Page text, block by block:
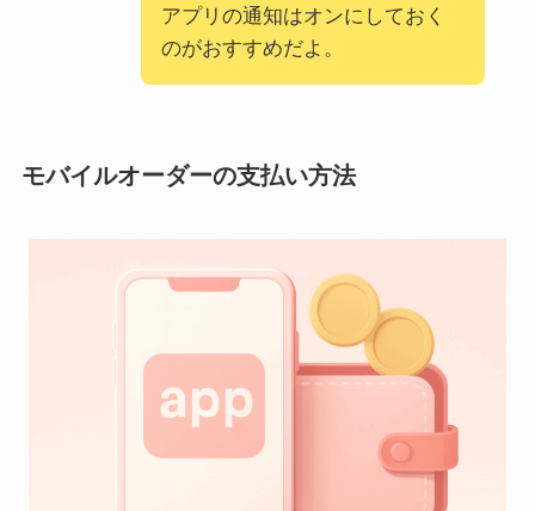
アプリの通知はオンにしておく
のがおすすめだよ。
モバイルオーダーの支払い方法